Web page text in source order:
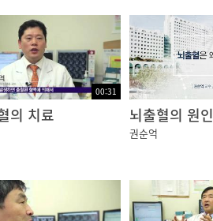
00:31
의 치료 뇌출혈의 원인
권순억